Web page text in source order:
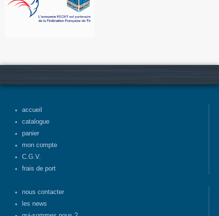
accueil
catalogue
panier
mon compte
C.G.V.
frais de port
nous contacter
les news